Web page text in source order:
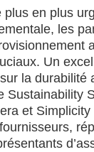
plus en plus
les
Un
la durabilité
Sustainability
et